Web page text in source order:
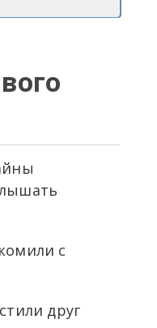
с
друг